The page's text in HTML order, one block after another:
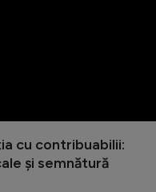
cu contribuabilii:
și semnătură